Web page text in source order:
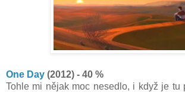
One Day (2012) - 40 %
Tohle mi nějak moc nesedlo, i když je tu